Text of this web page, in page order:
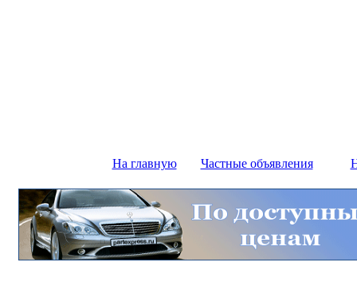
На главную Частные объявления